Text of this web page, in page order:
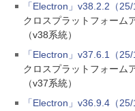
「Electron」v38.2.2（25/
クロスプラットフォーム
（v38系統）
「Electron」v37.6.1（25/
クロスプラットフォーム
（v37系統）
「Electron」v36.9.4（25/